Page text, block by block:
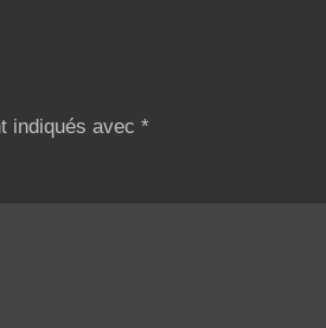
indiqués avec *